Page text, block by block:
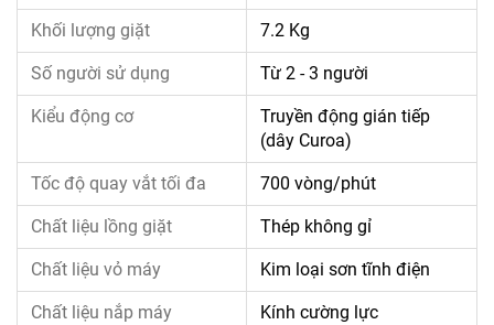
Khối lượng giặt 7.2 Kg
Số người sử dụng Từ 2 - 3 người
Kiểu động cơ
Truyền động gián tiếp
(dây Curoa)
Tốc độ quay vắt tối đa 700 vòng/phút
Chất liệu lồng giặt Thép không gỉ
Chất liệu vỏ máy Kim loại sơn tĩnh điện
Chất liệu nắp máy Kính cường lực